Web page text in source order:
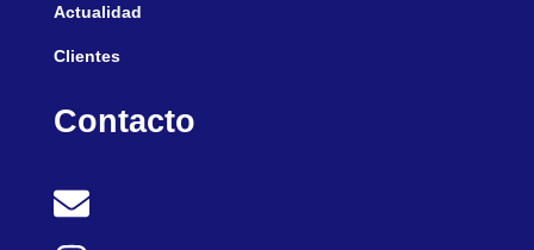
Actualidad
Clientes
Contacto